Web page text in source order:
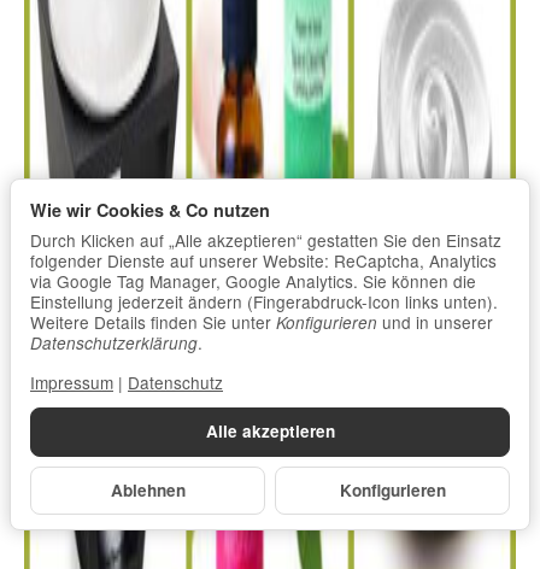
Alle akzeptieren
Ablehnen Konfigurieren
Wie wir Cookies & Co nutzen
Durch Klicken auf „Alle akzeptieren“ gestatten Sie den Einsatz
folgender Dienste auf unserer Website: ReCaptcha, Analytics
via Google Tag Manager, Google Analytics. Sie können die
Einstellung jederzeit ändern (Fingerabdruck-Icon links unten).
Weitere Details finden Sie unter Konfigurieren und in unserer
Datenschutzerklärung.
Impressum | Datenschutz